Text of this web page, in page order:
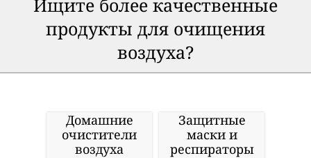
продукты для очищения
воздуха?
Домашние
очистители
воздуха
Защитные
маски и
респираторы